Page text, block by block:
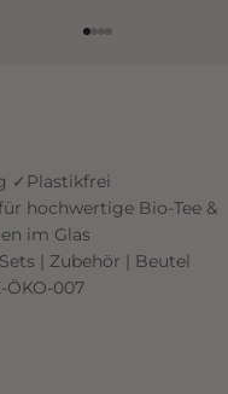
✓Plastikfrei
hochwertige Bio-Tee &
im Glas
| Zubehör | Beutel
ÖKO-007